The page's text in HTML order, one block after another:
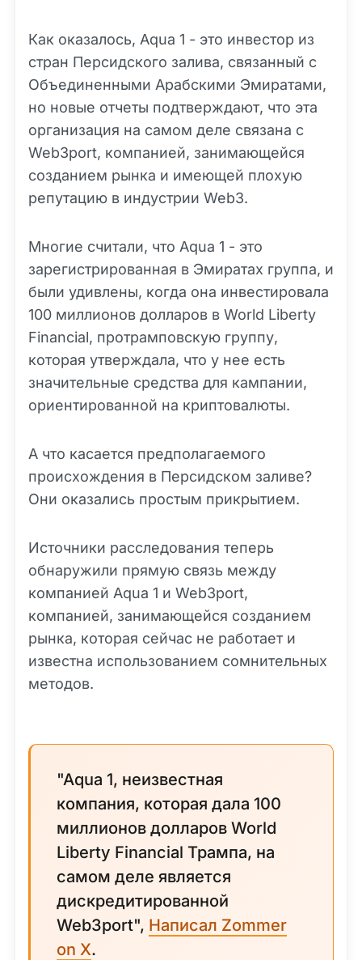
Как оказалось, Aqua 1 - это инвестор из
стран Персидского залива, связанный с
Объединенными Арабскими Эмиратами,
но новые отчеты подтверждают, что эта
организация на самом деле связана с
Web3port, компанией, занимающейся
созданием рынка и имеющей плохую
репутацию в индустрии Web3.
Многие считали, что Aqua 1 - это
зарегистрированная в Эмиратах группа, и
были удивлены, когда она инвестировала
100 миллионов долларов в World Liberty
Financial, протрамповскую группу,
которая утверждала, что у нее есть
значительные средства для кампании,
ориентированной на криптовалюты.
А что касается предполагаемого
происхождения в Персидском заливе?
Они оказались простым прикрытием.
Источники расследования теперь
обнаружили прямую связь между
компанией Aqua 1 и Web3port,
компанией, занимающейся созданием
рынка, которая сейчас не работает и
известна использованием сомнительных
методов.
"Aqua 1, неизвестная
компания, которая дала 100
миллионов долларов World
Liberty Financial Трампа, на
самом деле является
дискредитированной
Web3port", Написал Zommer
on X.